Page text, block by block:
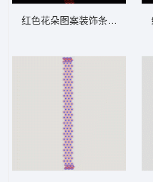
红色花朵图案装饰条纹 窗帘